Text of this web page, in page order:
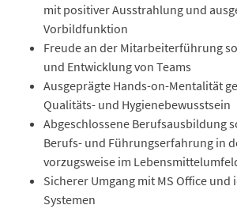
mit positiver Ausstrahlung und
Vorbildfunktion
Freude an der Mitarbeiterführung
und Entwicklung von Teams
Ausgeprägte Hands-on-Mentalität
Qualitäts- und Hygienebewusstsein
Abgeschlossene Berufsausbildung
Berufs- und Führungserfahrung in
vorzugsweise im
Sicherer Umgang mit MS Office und
Systemen